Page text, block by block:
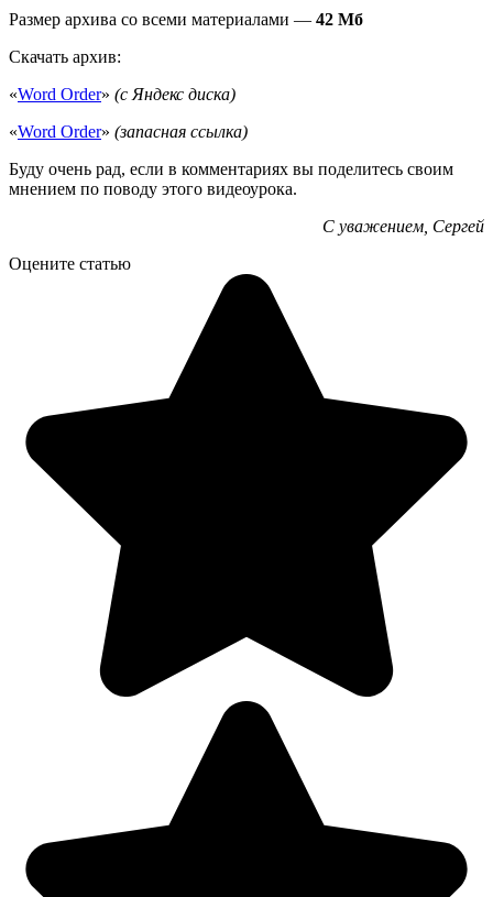
Размер архива со всеми материалами — 42 Мб
Скачать архив:
«Word Order» (с Яндекс диска)
«Word Order» (запасная ссылка)
Буду очень рад, если в комментариях вы поделитесь своим
мнением по поводу этого видеоурока.
С уважением, Сергей
Оцените статью